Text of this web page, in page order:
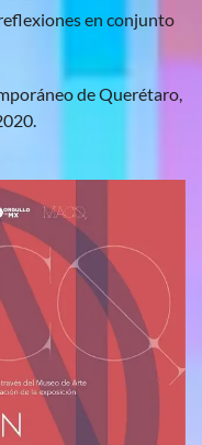
en conjunto
de Querétaro,